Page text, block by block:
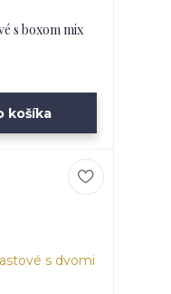
s boxom mix
košíka